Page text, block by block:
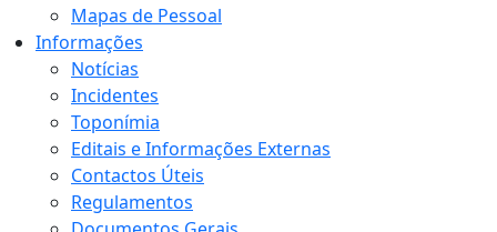
Mapas de Pessoal
Informações
Notícias
Incidentes
Toponímia
Editais e Informações Externas
Contactos Úteis
Regulamentos